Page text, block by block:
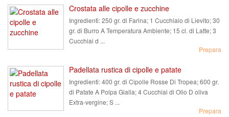
Crostata alle cipolle e zucchine
Ingredienti:250 gr. di Farina; 1 Cucchiaio di Lievito; 30
gr. di Burro A Temperatura Ambiente; 15 cl. di Latte; 3
Cucchiai d ...
Prepara
Padellata rustica di cipolle e patate
Ingredienti:400 gr. di Cipolle Rosse Di Tropea; 600 gr.
di Patate A Polpa Gialla; 4 Cucchiai di Olio D oliva
Extra-vergine; S ...
Prepara